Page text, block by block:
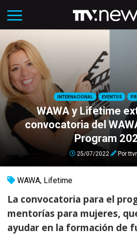
INTERNACIONAL EVENTOS
WAWA y Lifetime
convocatoria del
Program
25/07/2022 Por
WAWA, Lifetime
La convocatoria para el
mentorías para mujeres,
ayudar en la formación de